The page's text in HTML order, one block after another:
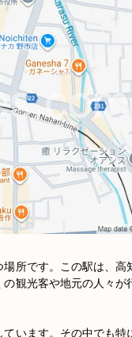
所です。この駅は、高
観光客や地元の人々が
います。その中でも特